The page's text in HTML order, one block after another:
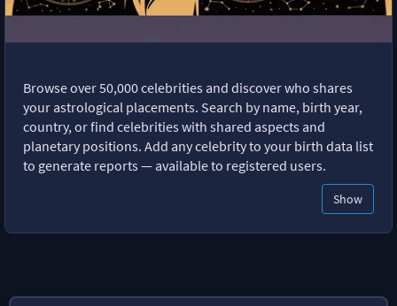
Browse over 50,000 celebrities and discover who shares
your astrological placements. Search by name, birth year,
country, or find celebrities with shared aspects and
planetary positions. Add any celebrity to your birth data list
to generate reports — available to registered users.
Show